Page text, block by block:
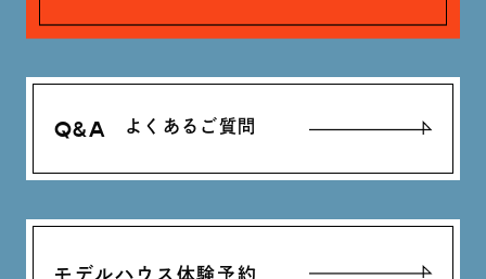
Q&A よくあるご質問
モデルハウス体験予約